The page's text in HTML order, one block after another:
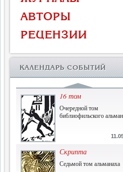
АВТОРЫ
РЕЦЕНЗИИ
КАЛЕНДАРЬ СОБЫТИЙ
массового голода
История и
исторической мысли
16 том
Очередной том
библиофильского
Скрипта
Седьмой том альманаха